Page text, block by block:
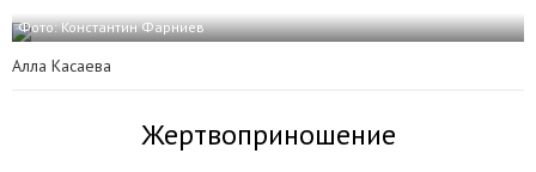
Фото: Константин Фарниев
Алла Касаева
Жертвоприношение